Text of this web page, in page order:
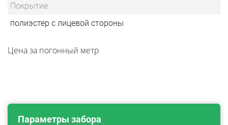
Покрытие
полиэстер с лицевой стороны
Цена за погонный метр
Параметры забора